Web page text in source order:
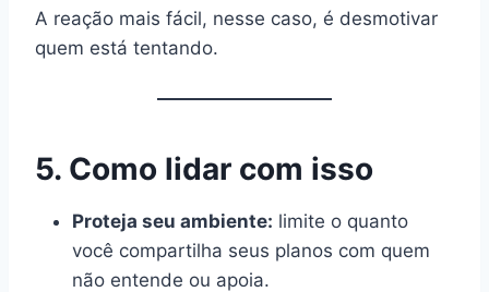
A reação mais fácil, nesse caso, é desmotivar
quem está tentando.
5. Como lidar com isso
Proteja seu ambiente: limite o quanto
você compartilha seus planos com quem
não entende ou apoia.